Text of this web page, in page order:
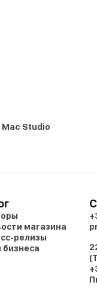
Mac Studio
магазина
релизы
бизнеса